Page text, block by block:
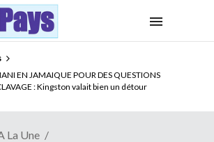
EN JAMAIQUE POUR DES QUESTIONS
: Kingston valait bien un détour
TALON A LA TETE DU SENAT BENINOIS :
quitte le pouvoir sans partir !
La Une